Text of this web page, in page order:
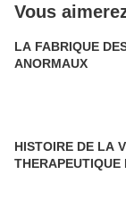
Vous
LA FABRIQUE
ANORMAUX
HISTOIRE DE LA
THERAPEUTIQUE